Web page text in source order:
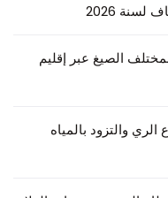
2026
الصيغ عبر إقليم
والتزود بالمياه